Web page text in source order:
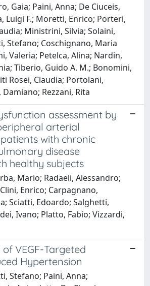
Gaia; Paini, Anna; De Ciuceis,
Luigi F.; Moretti, Enrico; Porteri,
Ministrini, Silvia; Solaini,
Stefano; Coschignano, Maria
Valeria; Petelca, Alina; Nardin,
Tiberio, Guido A. M.; Bonomini,
Rosei, Claudia; Portolani,
Rezzani, Rita
assessment by
arterial
with chronic
disease
healthy subjects
Mario; Radaeli, Alessandro;
Enrico; Carpagnano,
Sciatti, Edoardo; Salghetti,
Ivano; Platto, Fabio; Vizzardi,
VEGF-Targeted
Hypertension
Stefano; Paini, Anna;